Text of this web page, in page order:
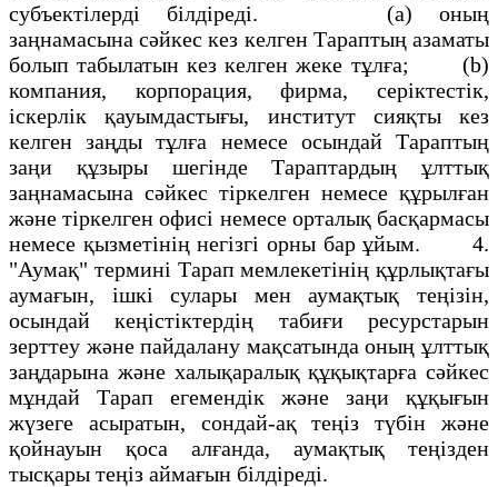
субъектілерді білдіреді. (а) оның
заңнамасына сәйкес кез келген Тараптың азаматы
болып табылатын кез келген жеке тұлға; (b)
компания, корпорация, фирма, серіктестік,
іскерлік қауымдастығы, институт сияқты кез
келген заңды тұлға немесе осындай Тараптың
заңи құзыры шегінде Тараптардың ұлттық
заңнамасына сәйкес тіркелген немесе құрылған
және тіркелген офисі немесе орталық басқармасы
немесе қызметінің негізгі орны бар ұйым. 4.
"Аумақ" термині Тарап мемлекетінің құрлықтағы
аумағын, ішкі сулары мен аумақтық теңізін,
осындай кеңістіктердің табиғи ресурстарын
зерттеу және пайдалану мақсатында оның ұлттық
заңдарына және халықаралық құқықтарға сәйкес
мұндай Тарап егемендік және заңи құқығын
жүзеге асыратын, сондай-ақ теңіз түбін және
қойнауын қоса алғанда, аумақтық теңізден
тысқары теңіз аймағын білдіреді.